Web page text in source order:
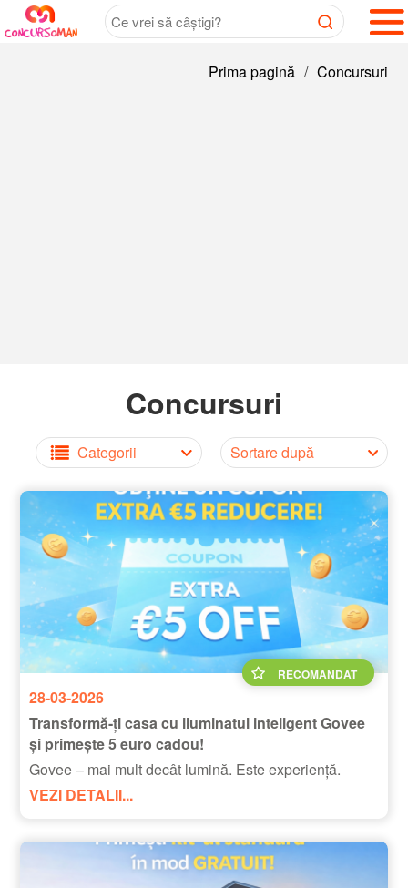
Prima pagină / Concursuri
Concursuri
Categorii Sortare după
RECOMANDAT
28-03-2026
Transformă-ți casa cu iluminatul inteligent Govee
și primește 5 euro cadou!
Govee – mai mult decât lumină. Este experiență.
VEZI DETALII...